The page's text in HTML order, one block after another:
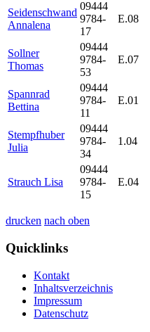
Seidenschwand
Annalena
09444
9784-
17
E.08
Sollner
Thomas
09444
9784-
53
E.07
Spannrad
Bettina
09444
9784-
11
E.01
Stempfhuber
Julia
09444
9784-
34
1.04
Strauch Lisa
09444
9784-
15
E.04
drucken nach oben
Quicklinks
Kontakt
Inhaltsverzeichnis
Impressum
Datenschutz